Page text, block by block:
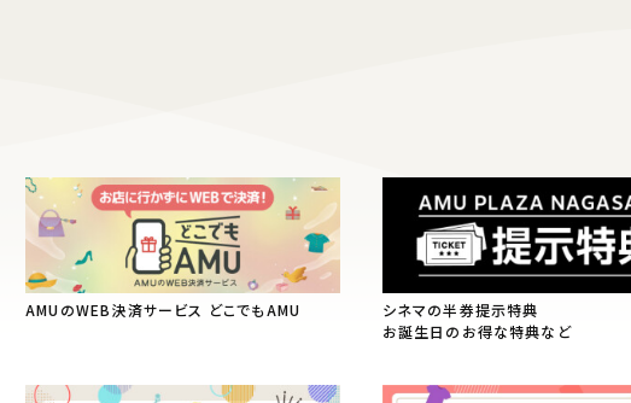
AMUのWEB決済サービス どこでもAMU
シネマの半券提示特典
お誕生日のお得な特典など